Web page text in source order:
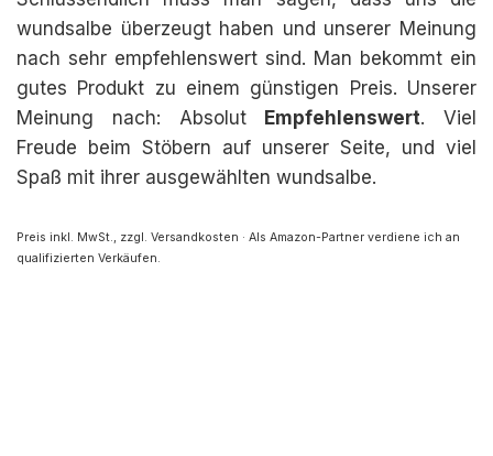
wundsalbe überzeugt haben und unserer Meinung
nach sehr empfehlenswert sind. Man bekommt ein
gutes Produkt zu einem günstigen Preis. Unserer
Meinung nach: Absolut
Empfehlenswert. Viel
Freude beim Stöbern auf unserer Seite, und viel
Spaß mit ihrer ausgewählten wundsalbe.
Preis inkl. MwSt., zzgl. Versandkosten · Als Amazon-Partner verdiene ich an
qualifizierten Verkäufen.